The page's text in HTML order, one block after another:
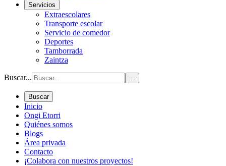
Servicios
Extraescolares
Transporte escolar
Servicio de comedor
Deportes
Tamborrada
Zaintza
Buscar... ...
Buscar
Inicio
Ongi Etorri
Quiénes somos
Blogs
Área privada
Contacto
¡Colabora con nuestros proyectos!